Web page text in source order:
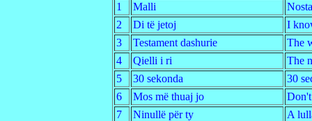
1 Malli
2
Di të jetoj
I
3
Testament dashurie
The
4
Qielli i ri
The
5
30 sekonda
30
6
Mos më thuaj jo
7
Ninullë për ty
A